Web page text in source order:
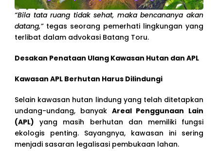
“Bila tata ruang tidak sehat, maka bencananya akan
datang,”tegas seorang pemerhati lingkungan yang
terlibat dalam advokasi Batang Toru.
Desakan Penataan Ulang Kawasan Hutan dan APL
Kawasan APL Berhutan Harus Dilindungi
Selain kawasan hutan lindung yang telah ditetapkan
undang-undang, banyak Areal Penggunaan Lain
(APL) yang masih berhutan dan memiliki fungsi
ekologis penting. Sayangnya, kawasan ini sering
menjadi sasaran legalisasi pembukaan lahan.